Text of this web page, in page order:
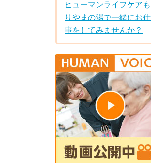
ヒューマンライフケアも
りやまの湯で一緒にお仕
事をしてみませんか？